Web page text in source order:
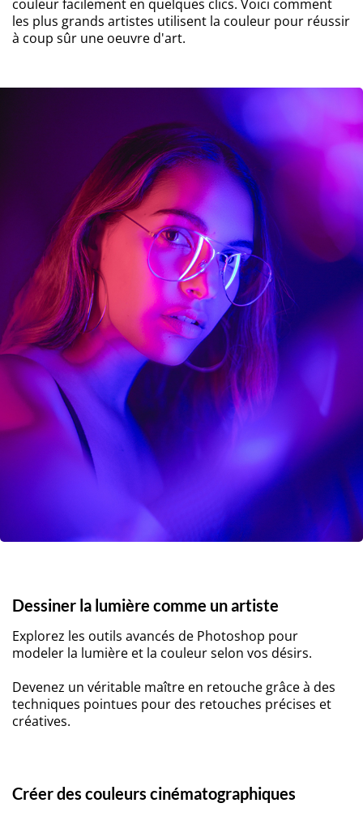
couleur facilement en quelques clics. Voici comment
les plus grands artistes utilisent la couleur pour réussir
à coup sûr une oeuvre d'art.
Dessiner la lumière comme un artiste
Explorez les outils avancés de Photoshop pour
modeler la lumière et la couleur selon vos désirs.
Devenez un véritable maître en retouche grâce à des
techniques pointues pour des retouches précises et
créatives.
Créer des couleurs cinématographiques